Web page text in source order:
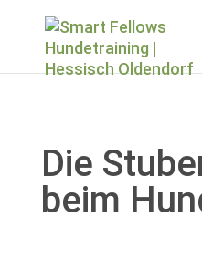
Die
beim